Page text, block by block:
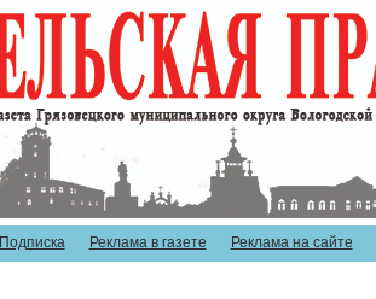
Подписка Реклама в газете Реклама на сайте